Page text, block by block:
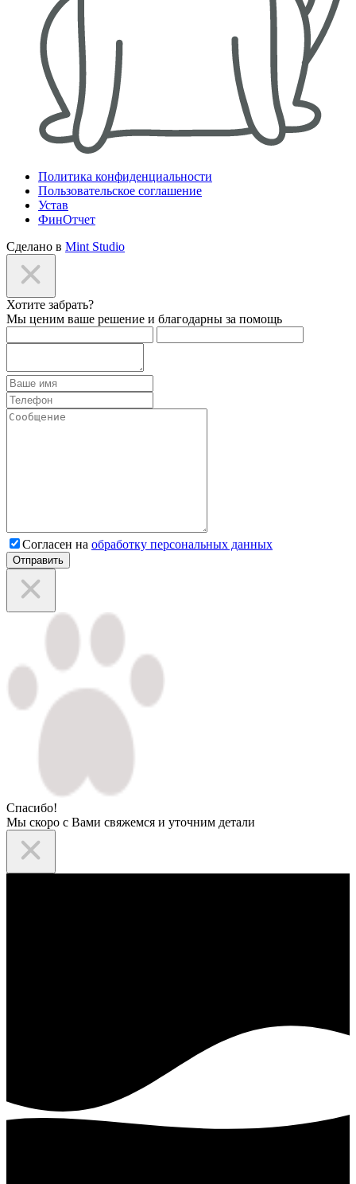
Политика конфиденциальности
Пользовательское соглашение
Устав
ФинОтчет
Сделано в Mint Studio
Хотите забрать?
Мы ценим ваше решение и благодарны за помощь
Согласен на обработку персональных данных
Отправить
Спасибо!
Мы скоро с Вами свяжемся и уточним детали